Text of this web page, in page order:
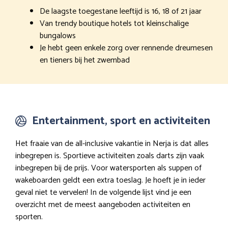
De laagste toegestane leeftijd is 16, 18 of 21 jaar
Van trendy boutique hotels tot kleinschalige
bungalows
Je hebt geen enkele zorg over rennende dreumesen
en tieners bij het zwembad
Entertainment, sport en activiteiten
Het fraaie van de all-inclusive vakantie in Nerja is dat alles
inbegrepen is. Sportieve activiteiten zoals darts zijn vaak
inbegrepen bij de prijs. Voor watersporten als suppen of
wakeboarden geldt een extra toeslag. Je hoeft je in ieder
geval niet te vervelen! In de volgende lijst vind je een
overzicht met de meest aangeboden activiteiten en
sporten.